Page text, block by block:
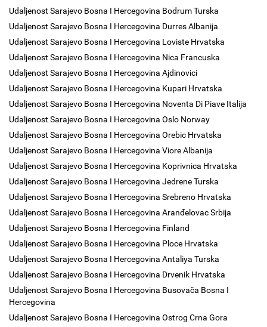
Udaljenost Sarajevo Bosna I Hercegovina Bodrum Turska
Udaljenost Sarajevo Bosna I Hercegovina Durres Albanija
Udaljenost Sarajevo Bosna I Hercegovina Loviste Hrvatska
Udaljenost Sarajevo Bosna I Hercegovina Nica Francuska
Udaljenost Sarajevo Bosna I Hercegovina Ajdinovici
Udaljenost Sarajevo Bosna I Hercegovina Kupari Hrvatska
Udaljenost Sarajevo Bosna I Hercegovina Noventa Di Piave Italija
Udaljenost Sarajevo Bosna I Hercegovina Oslo Norway
Udaljenost Sarajevo Bosna I Hercegovina Orebic Hrvatska
Udaljenost Sarajevo Bosna I Hercegovina Viore Albanija
Udaljenost Sarajevo Bosna I Hercegovina Koprivnica Hrvatska
Udaljenost Sarajevo Bosna I Hercegovina Jedrene Turska
Udaljenost Sarajevo Bosna I Hercegovina Srebreno Hrvatska
Udaljenost Sarajevo Bosna I Hercegovina Aranđelovac Srbija
Udaljenost Sarajevo Bosna I Hercegovina Finland
Udaljenost Sarajevo Bosna I Hercegovina Ploce Hrvatska
Udaljenost Sarajevo Bosna I Hercegovina Antaliya Turska
Udaljenost Sarajevo Bosna I Hercegovina Drvenik Hrvatska
Udaljenost Sarajevo Bosna I Hercegovina Busovača Bosna I
Hercegovina
Udaljenost Sarajevo Bosna I Hercegovina Ostrog Crna Gora